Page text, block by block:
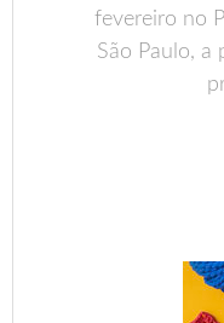
fevereiro no
São Paulo, a